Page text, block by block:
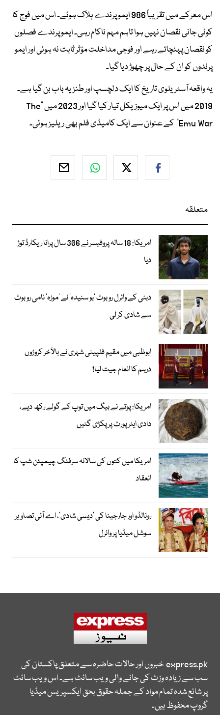
اس معرکے میں تقریباً 986 ایمو پرندے ہلاک ہوئے۔ اس میں فوج کا
کوئی جانی نقصان نہیں ہوا تاہم مہم ناکام رہی۔ ایمو پرندے فصلوں
کو نقصان پہنچاتے رہے اور فوجی مداخلت مؤثر ثابت نہ ہوئی اور ایمو
پرندوں کو ان کے حال پر چھوڑ دیا گیا۔
یہ واقعہ آسٹریلوی تاریخ کا ایک دلچسپ اور طنزیہ باب بن گیا ہے۔
2019 میں اس پر ایک میوزیکل تیار کیا گیا اور 2023 میں "The
Emu War" کے عنوان سے ایک کامیڈی فلم بھی ریلیز ہوئی۔
متعلقہ
امریکا: 18 سالہ پروفیسر نے 306 سال پرانا ریکارڈ توڑ
دیا
دبئی کے وائرل روبوٹ ’بو سنیدہ‘ نے ’موزہ‘ نامی روبوٹ
سے شادی کر لی
ابوظبی میں مقیم فلپینی شہری نے بالآخر کروڑوں
درہم کا انعام جیت لیا!
امریکا: پوتے نے بیگ میں توپ کے گولے رکھ دیے،
دادی ایئرپورٹ پر پکڑی گئیں
امریکا میں کتوں کی سالانہ سرفنگ چیمپئن شپ کا
انعقاد
رونالڈو اور جارجینا کی ’دیسی شادی‘، اے آئی تصاویر
سوشل میڈیا پر وائرل
express.pkخبروں اور حالات حاضرہ سے متعلق پاکستان کی
سب سے زیادہ وزٹ کی جانے والی ویب سائٹ ہے۔ اس ویب سائٹ
پر شائع شدہ تمام مواد کے جملہ حقوق بحق ایکسپریس میڈیا
گروپ محفوظ ہیں۔